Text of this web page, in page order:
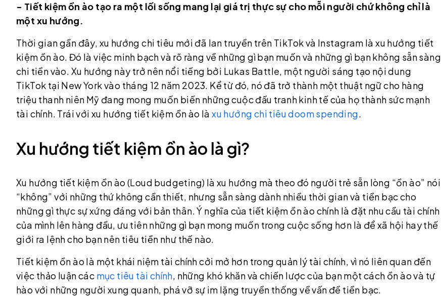
- Tiết kiệm ồn ào tạo ra một lối sống mang lại giá trị thực sự cho mỗi người chứ không chỉ là
một xu hướng.
Thời gian gần đây, xu hướng chi tiêu mới đã lan truyền trên TikTok và Instagram là xu hướng tiết
kiệm ồn ào. Đó là việc minh bạch và rõ ràng về những gì bạn muốn và những gì bạn không sẵn sàng
chi tiền vào. Xu hướng này trở nên nổi tiếng bởi Lukas Battle, một người sáng tạo nội dung
TikTok tại New York vào tháng 12 năm 2023. Kể từ đó, nó đã trở thành một thuật ngữ cho hàng
triệu thanh niên Mỹ đang mong muốn biến những cuộc đấu tranh kinh tế của họ thành sức mạnh
tài chính. Trái với xu hướng tiết kiệm ồn ào làxu hướng chi tiêu doom spending.
Xu hướng tiết kiệm ồn ào là gì?
Xu hướng tiết kiệm ồn ào (Loud budgeting) là xu hướng mà theo đó người trẻ sẵn lòng “ồn ào” nói
“không” với những thứ không cần thiết, nhưng sẵn sàng dành nhiều thời gian và tiền bạc cho
những gì thực sự xứng đáng với bản thân. Ý nghĩa của tiết kiệm ồn ào chính là đặt nhu cầu tài chính
của mình lên hàng đầu, ưu tiên những gì bạn mong muốn trong cuộc sống hơn là để xã hội hay thế
giới ra lệnh cho bạn nên tiêu tiền như thế nào.
Tiết kiệm ồn ào là một khái niệm tài chính cởi mở hơn trong quản lý tài chính, vì nó liên quan đến
việc thảo luận các mục tiêu tài chính, những khó khăn và chiến lược của bạn một cách ồn ào và tự
hào với những người xung quanh, phá vỡ sự im lặng truyền thống về vấn đề tiền bạc.